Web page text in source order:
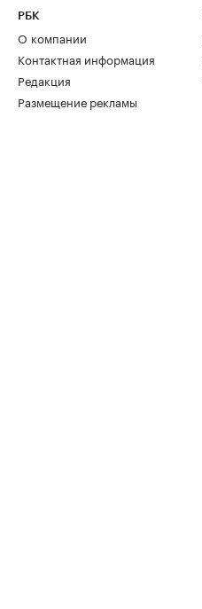
РБК
О компании
Контактная информация
Редакция
Размещение рекламы